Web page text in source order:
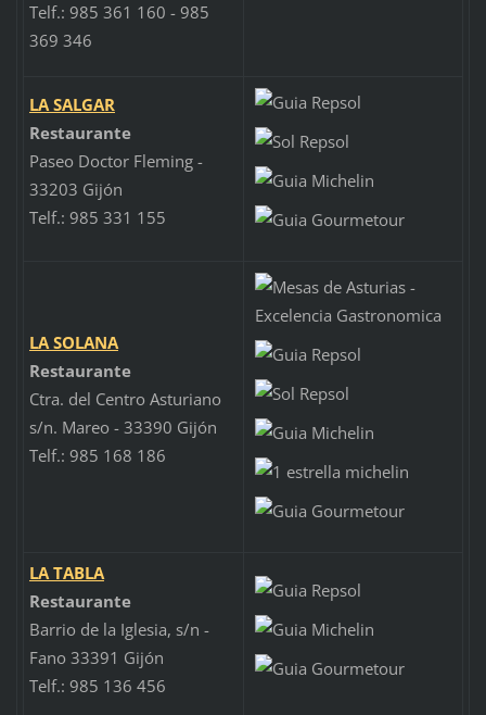
Telf.: 985 361 160 - 985
369 346
LA SALGAR
Restaurante
Paseo Doctor Fleming -
33203 Gijón
Telf.: 985 331 155
LA SOLANA
Restaurante
Ctra. del Centro Asturiano
s/n. Mareo - 33390 Gijón
Telf.: 985 168 186
LA TABLA
Restaurante
Barrio de la Iglesia, s/n -
Fano 33391 Gijón
Telf.: 985 136 456